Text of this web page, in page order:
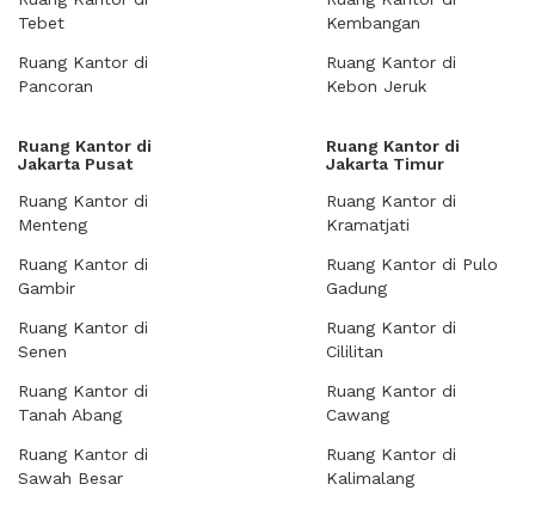
Tebet
Ruang Kantor di
Pancoran
Kembangan
Ruang Kantor di
Kebon Jeruk
Ruang Kantor di
Jakarta Pusat
Ruang Kantor di
Menteng
Ruang Kantor di
Gambir
Ruang Kantor di
Senen
Ruang Kantor di
Tanah Abang
Ruang Kantor di
Sawah Besar
Ruang Kantor di
Jakarta Timur
Ruang Kantor di
Kramatjati
Ruang Kantor di Pulo
Gadung
Ruang Kantor di
Cililitan
Ruang Kantor di
Cawang
Ruang Kantor di
Kalimalang